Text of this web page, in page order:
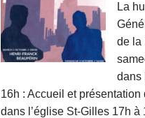
La
de la
dans
16h : Accueil et présentation
dans l’église St-Gilles 17h